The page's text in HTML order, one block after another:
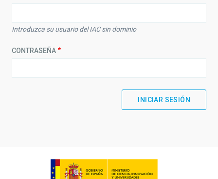
Introduzca su usuario del IAC sin dominio
CONTRASEÑA